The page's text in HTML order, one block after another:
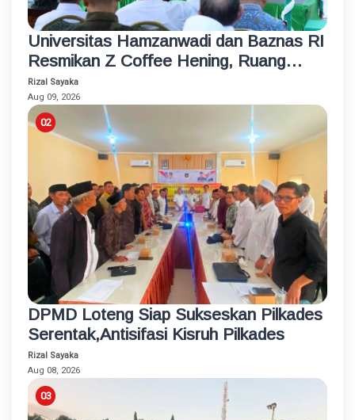
Universitas Hamzanwadi dan Baznas RI
Resmikan Z Coffee Hening, Ruang
Usaha Inklusif bagi Penyandang
Disabilitas
Rizal Sayaka
Aug 09, 2026
DPMD Loteng Siap Sukseskan Pilkades
Serentak,Antisifasi Kisruh Pilkades
Rizal Sayaka
Aug 08, 2026